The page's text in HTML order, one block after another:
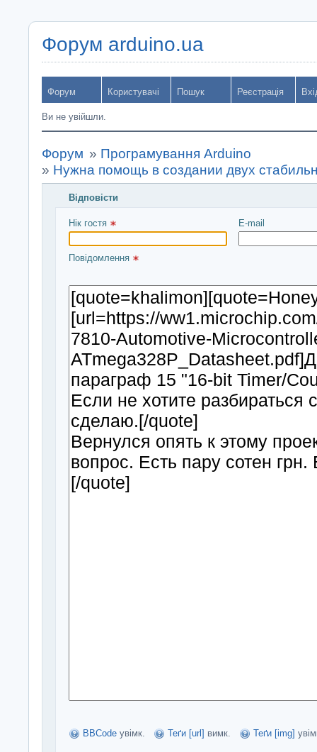
Форум arduino.ua
Форум Користувачі Пошук Реєстрація
Ви не увійшли.
Форум » Програмування Arduino
» Нужна помощь в создании двух
Відповісти
Введіть повідомлення і натисніть Надіслати
Нік гостя E-mail
Повідомлення
BBCode увімк. Теґи [url] вимк. Теґи [img]